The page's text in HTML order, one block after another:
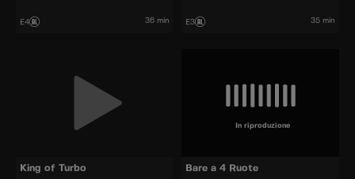
E4 36 min E3 35 min
King of Turbo
In riproduzione
Bare a 4 Ruote